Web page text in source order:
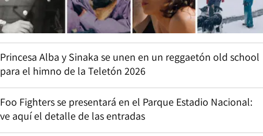
Princesa Alba y Sinaka se unen en un reggaetón old school
para el himno de la Teletón 2026
Foo Fighters se presentará en el Parque Estadio Nacional:
ve aquí el detalle de las entradas